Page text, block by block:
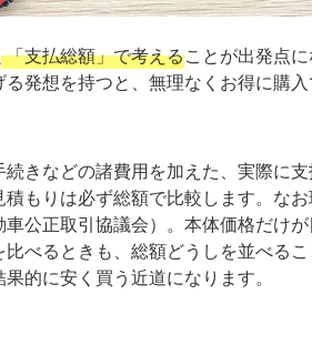
「支払総額」で考えることが出発点
発想を持つと、無理なくお得に購入
きなどの諸費用を加えた、実際に
もりは必ず総額で比較します。な
公正取引協議会）。本体価格だけ
べるときも、総額どうしを並べる
的に安く買う近道になります。